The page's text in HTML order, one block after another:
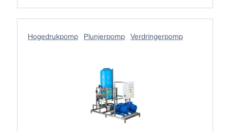
Hogedruk­pomp Plunjerpomp Verdringerpomp